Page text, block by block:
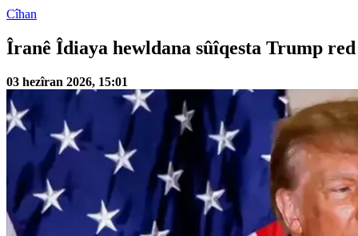
Cîhan
Îranê Îdiaya hewldana sûîqesta Trump
03 hezîran 2026, 15:01